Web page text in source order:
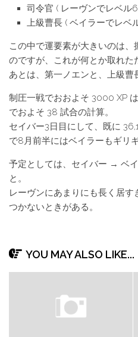
司令官 ( レーヴンでレベル
上級曹長 ( ベイラーでレベ
この中で運要素が大きいのは
のですが、これが何とか取れた
あとは、第一ノエンと、上級曹
制圧一戦でおおよそ 3000 XP
でおよそ 38 試合の計算。
セイバー3日目にして、既に
で8月前半にはベイラーもギリ
予定としては、セイバー → ベ
と。
レーヴンにあまりにも長く居
つかないときがある。
YOU MAY ALSO LIKE...